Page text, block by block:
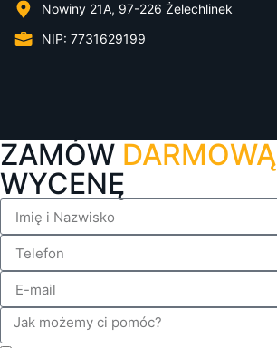
Nowiny 21A, 97-226 Żelechlinek
NIP: 7731629199
ZAMÓW DARMOWĄ
WYCENĘ